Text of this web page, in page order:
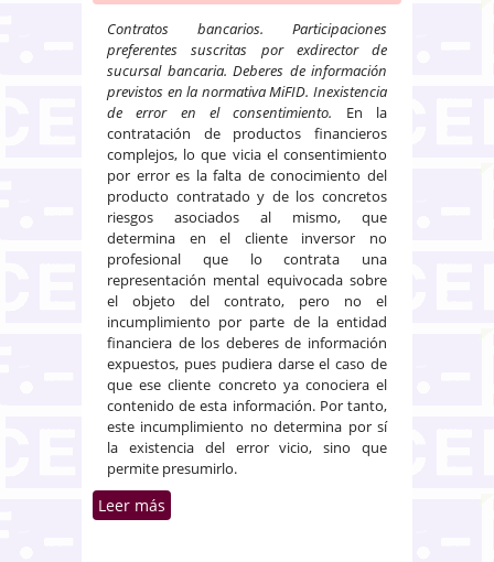
Contratos bancarios. Participaciones
preferentes suscritas por exdirector de
sucursal bancaria. Deberes de información
previstos en la normativa MiFID. Inexistencia
de error en el consentimiento. En la
contratación de productos financieros
complejos, lo que vicia el consentimiento
por error es la falta de conocimiento del
producto contratado y de los concretos
riesgos asociados al mismo, que
determina en el cliente inversor no
profesional que lo contrata una
representación mental equivocada sobre
el objeto del contrato, pero no el
incumplimiento por parte de la entidad
financiera de los deberes de información
expuestos, pues pudiera darse el caso de
que ese cliente concreto ya conociera el
contenido de esta información. Por tanto,
este incumplimiento no determina por sí
la existencia del error vicio, sino que
permite presumirlo.
Leer más